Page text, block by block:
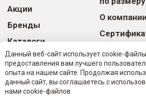
Акции
Бренды
Каталоги
подшипников
Оптовикам
Отзывы
О компании
Наша
Доставка и
Контакты
Данный веб-сайт использует cookie-
предоставления вам лучшего
опыта на нашем сайте. Продолжая
данный сайт, вы соглашаетесь с
нами cookie-файлов